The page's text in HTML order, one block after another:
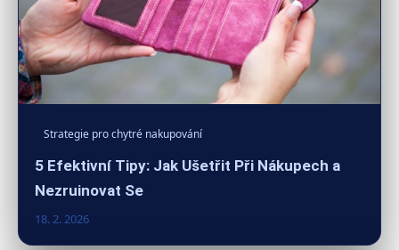
Strategie pro chytré nakupování
5 Efektivní Tipy: Jak Ušetřit Při Nákupech a
Nezruinovat Se
18. 2. 2026